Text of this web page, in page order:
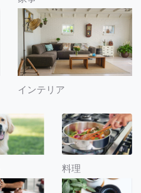
インテリア
料理